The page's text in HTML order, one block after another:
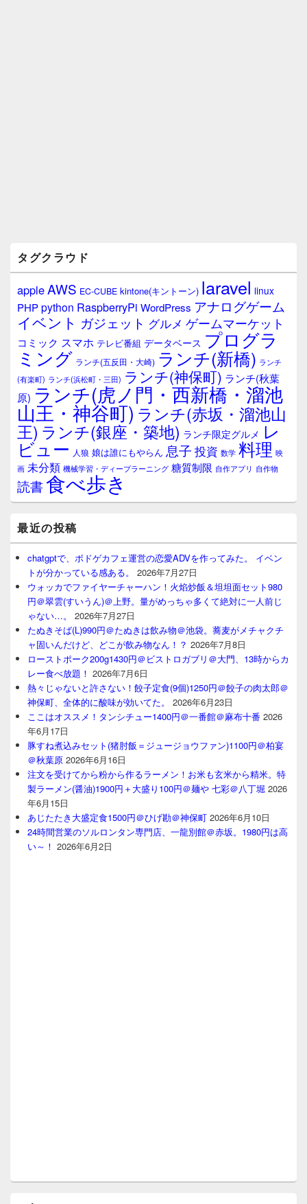
タグクラウド
appleAWS EC-CUBE kintone(キントーン) laravel linux
PHPpython RaspberryPi WordPress アナログゲーム
イベント ガジェット グルメ ゲームマーケット
コミック スマホ テレビ番組 データベース プログラ
ミング ランチ(五反田・大崎) ランチ(新橋) ランチ
(有楽町) ランチ(浜松町・三田) ランチ(神保町) ランチ(秋葉
原) ランチ(虎ノ門・西新橋・溜池
山王・神谷町) ランチ(赤坂・溜池山
王) ランチ(銀座・築地) ランチ限定グルメ レ
ビュー 人狼 娘は誰にもやらん 息子 投資 数学 料理 映
画 未分類 機械学習・ディープラーニング 糖質制限 自作アプリ 自作物
読書食べ歩き
最近の投稿
chatgptで、ボドゲカフェ運営の恋愛ADVを作ってみた。 イベン
トが分かっている感ある。
2026年7月27日
ウォッカでファイヤーチャーハン！火焰炒飯＆坦坦面セット980
円＠翠雲(すいうん)＠上野。量がめっちゃ多くて絶対に一人前じ
ゃない…。
2026年7月27日
たぬきそば(L)990円＠たぬきは飲み物＠池袋。蕎麦がメチャクチ
ャ固いんだけど、どこが飲み物なん！？ 2026年7月8日
ローストポーク200g1430円＠ビストロガブリ＠大門、13時からカ
レー食べ放題！ 2026年7月6日
熱々じゃないと許さない！餃子定食(9個)1250円＠餃子の肉太郎＠
神保町、全体的に酸味が効いてた。
2026年6月23日
ここはオススメ！タンシチュー1400円＠一番館＠麻布十番 2026
年6月17日
豚すね煮込みセット(猪肘飯＝ジュージョウファン)1100円＠柏宴
＠秋葉原 2026年6月16日
注文を受けてから粉から作るラーメン！お米も玄米から精米。特
製ラーメン(醤油)1900円＋大盛り100円＠麺や 七彩＠八丁堀 2026
年6月15日
あじたたき大盛定食1500円＠ひげ勘＠神保町 2026年6月10日
24時間営業のソルロンタン専門店、一龍別館＠赤坂。1980円は高
い～！ 2026年6月2日